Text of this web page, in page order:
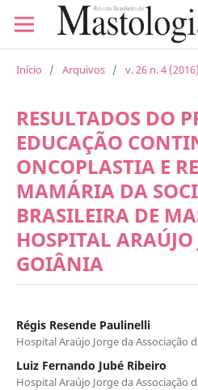
Início / Arquivos / v. 26 n. 4 (2016)
RESULTADOS DO
EDUCAÇÃO
ONCOPLASTIA E
MAMÁRIA DA
BRASILEIRA DE
HOSPITAL ARAÚJO
GOIÂNIA
Régis Resende Paulinelli
Hospital Araújo Jorge da Associação
Luiz Fernando Jubé Ribeiro
Hospital Araújo Jorge da Associação